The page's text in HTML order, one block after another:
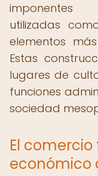
imponentes
utilizadas
elementos
Estas
lugares de
funciones
sociedad
El
económico